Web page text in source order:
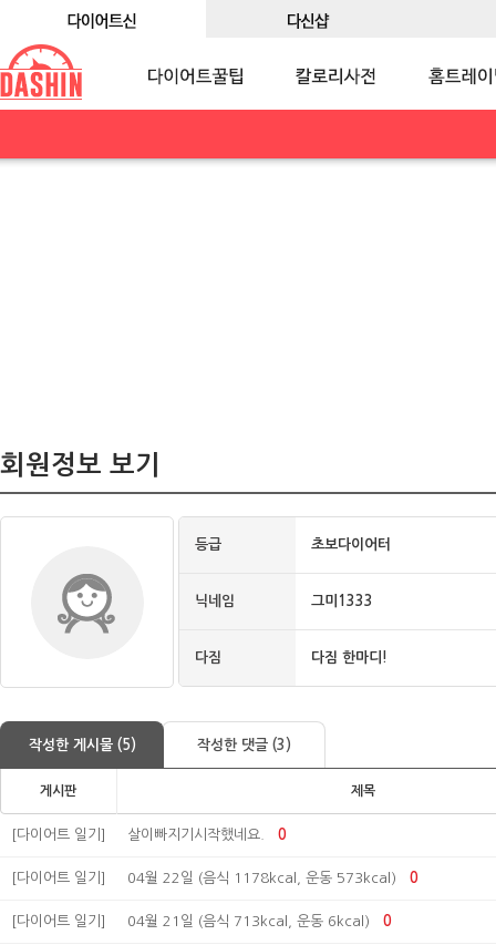
회원정보 보기
등급 초보다이어터
닉네임 그미1333
다짐 다짐 한마디!
작성한 게시물 (5) 작성한 댓글 (3)
게시판 제목
[다이어트 일기] 살이빠지기시작했네요. 0
[다이어트 일기] 04월 22일 (음식 1178kcal, 운동 573kcal) 0
[다이어트 일기] 04월 21일 (음식 713kcal, 운동 6kcal) 0